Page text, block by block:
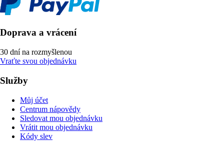
Doprava a vrácení
30 dní na rozmyšlenou
Vraťte svou objednávku
Služby
Můj účet
Centrum nápovědy
Sledovat mou objednávku
Vrátit mou objednávku
Kódy slev